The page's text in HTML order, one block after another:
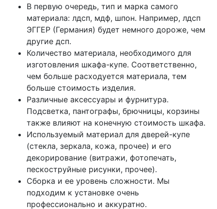
В первую очередь, тип и марка самого
материала: лдсп, мдф, шпон. Например, лдсп
ЭГГЕР (Германия) будет немного дороже, чем
другие дсп.
Количество материала, необходимого для
изготовления шкафа-купе. Соответственно,
чем больше расходуется материала, тем
больше стоимость изделия.
Различные аксессуары и фурнитура.
Подсветка, пантографы, брючницы, корзины
также влияют на конечную стоимость шкафа.
Используемый материал для дверей-купе
(стекла, зеркала, кожа, прочее) и его
декорирование (витражи, фотопечать,
пескоструйные рисунки, прочее).
Сборка и ее уровень сложности. Мы
подходим к установке очень
профессионально и аккуратно.